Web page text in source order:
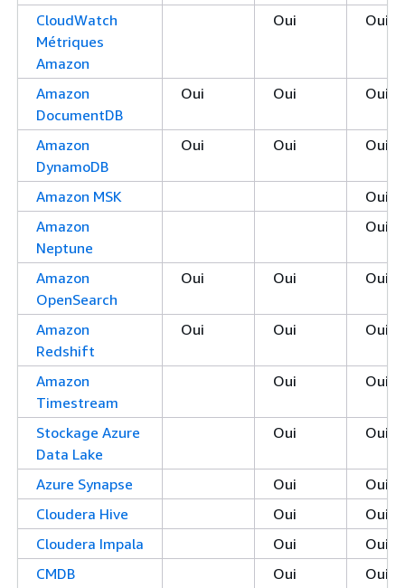
CloudWatch
Métriques
Amazon
Oui Oui
Amazon
DocumentDB
Oui Oui Oui
Amazon
DynamoDB
Oui Oui Oui
Amazon MSK
Oui
Amazon
Neptune
Oui
Amazon
OpenSearch
Oui Oui Oui
Amazon
Redshift
Oui Oui Oui
Amazon
Timestream
Oui Oui
Stockage Azure
Data Lake
Oui Oui
Azure Synapse Oui
Oui
Cloudera Hive
Oui
Oui
Cloudera Impala
Oui
Oui
CMDB
Oui Oui